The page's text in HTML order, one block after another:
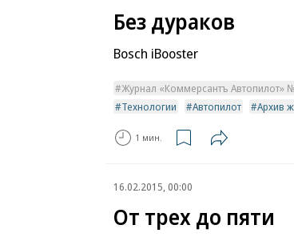
Без дураков
Bosch iBooster
Журнал «Коммерсантъ Автопилот»
Технологии
Автопилот Архив
1 мин.
16.02.2015, 00:00
От трех до пяти